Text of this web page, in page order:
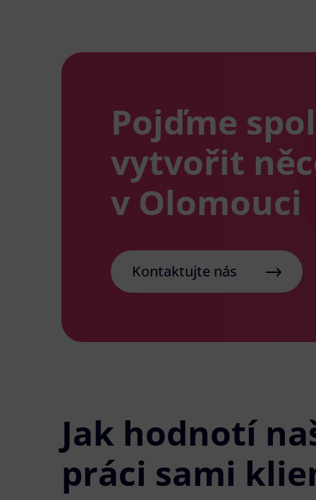
Pojďme
vytvořit
v Olomouci
Kontaktujte nás
Jak hodnotí
práci sami